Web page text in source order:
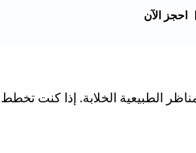
احجز الآن
الطبيعية الخلابة. إذا كنت